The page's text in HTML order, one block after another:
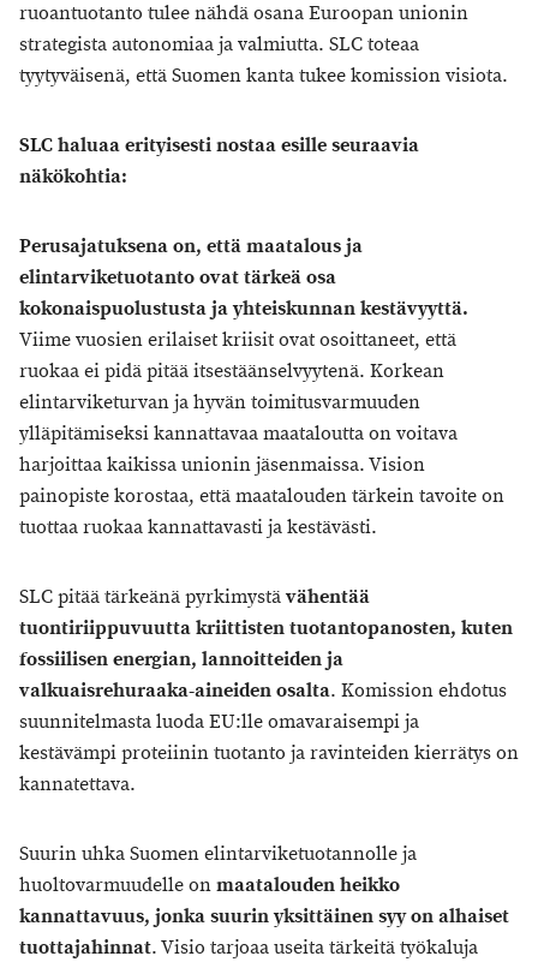
ruoantuotanto tulee nähdä osana Euroopan unionin
strategista autonomiaa ja valmiutta. SLC toteaa
tyytyväisenä, että Suomen kanta tukee komission visiota.
SLC haluaa erityisesti nostaa esille seuraavia
näkökohtia:
Perusajatuksena on, että maatalous ja
elintarviketuotanto ovat tärkeä osa
kokonaispuolustusta ja yhteiskunnan kestävyyttä.
Viime vuosien erilaiset kriisit ovat osoittaneet, että
ruokaa ei pidä pitää itsestäänselvyytenä. Korkean
elintarviketurvan ja hyvän toimitusvarmuuden
ylläpitämiseksi kannattavaa maataloutta on voitava
harjoittaa kaikissa unionin jäsenmaissa. Vision
painopiste korostaa, että maatalouden tärkein tavoite on
tuottaa ruokaa kannattavasti ja kestävästi.
SLC pitää tärkeänä pyrkimystävähentää
tuontiriippuvuutta kriittisten tuotantopanosten, kuten
fossiilisen energian, lannoitteiden ja
valkuaisrehuraaka-aineiden osalta. Komission ehdotus
suunnitelmasta luoda EU:lle omavaraisempi ja
kestävämpi proteiinin tuotanto ja ravinteiden kierrätys on
kannatettava.
Suurin uhka Suomen elintarviketuotannolle ja
huoltovarmuudelle onmaatalouden heikko
kannattavuus, jonka suurin yksittäinen syy on alhaiset
tuottajahinnat. Visio tarjoaa useita tärkeitä työkaluja